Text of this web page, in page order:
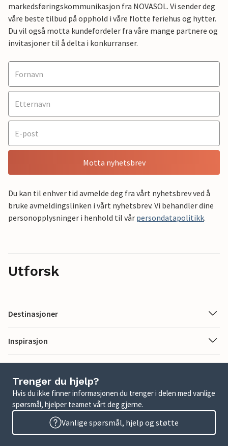
markedsføringskommunikasjon fra NOVASOL. Vi sender deg
våre beste tilbud på opphold i våre flotte feriehus og hytter.
Du vil også motta kundefordeler fra våre mange partnere og
invitasjoner til å delta i konkurranser.
Motta nyhetsbrev
Du kan til enhver tid avmelde deg fra vårt nyhetsbrev ved å
bruke avmeldingslinken i vårt nyhetsbrev. Vi behandler dine
personopplysninger i henhold til vår persondatapolitikk.
Utforsk
Destinasjoner
Inspirasjon
Trenger du hjelp?
Hvis du ikke finner informasjonen du trenger i delen med vanlige
spørsmål, hjelper teamet vårt deg gjerne.
Vanlige spørsmål, hjelp og støtte